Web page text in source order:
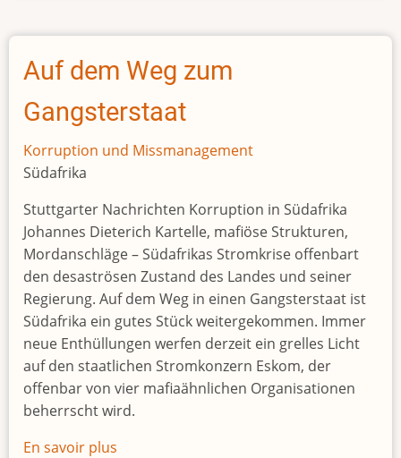
scandal
has
top
government
officials
on
Auf dem Weg zum
Gangsterstaat
Korruption und Missmanagement
Südafrika
Stuttgarter Nachrichten Korruption in Südafrika
Johannes Dieterich Kartelle, mafiöse Strukturen,
Mordanschläge – Südafrikas Stromkrise offenbart
den desaströsen Zustand des Landes und seiner
Regierung. Auf dem Weg in einen Gangsterstaat ist
Südafrika ein gutes Stück weitergekommen. Immer
neue Enthüllungen werfen derzeit ein grelles Licht
auf den staatlichen Stromkonzern Eskom, der
offenbar von vier mafiaähnlichen Organisationen
beherrscht wird.
En savoir plus